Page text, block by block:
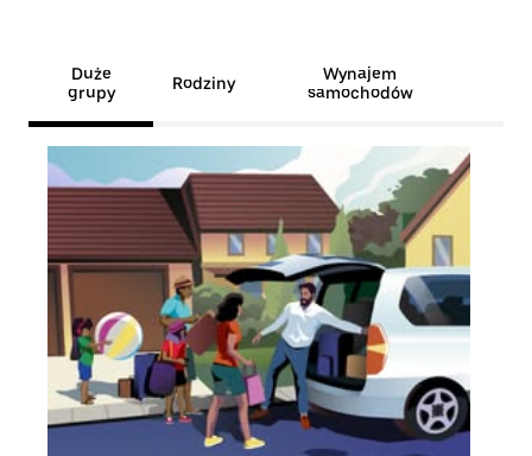
Duże
grupy
Rodziny
Wynajem
samochodów